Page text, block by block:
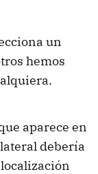
un
hemos
aparece en
debería